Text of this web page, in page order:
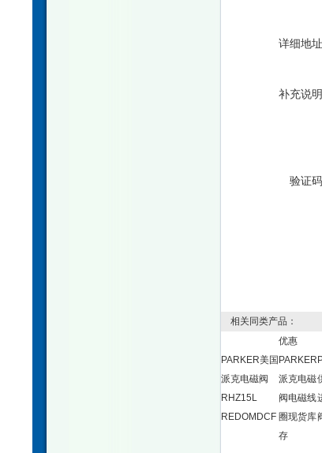
详细地址
补充说明
验证码
相关同类产品：
PARKER美国
派克电磁阀
RHZ15L
REDOMDCF
优惠
PARKER
派克电磁
阀电磁线
圈现货库
存